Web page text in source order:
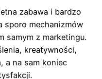
zabawa i bardzo
sporo mechanizmów
samym z marketingu.
kreatywności,
a na sam koniec